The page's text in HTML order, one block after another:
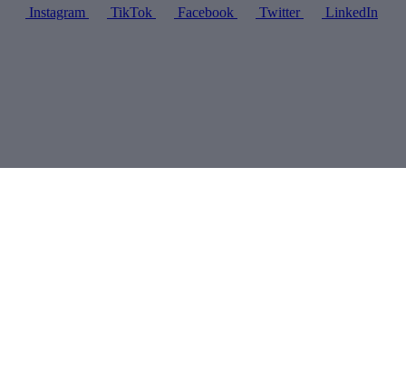
Instagram
TikTok Facebook Twitter LinkedIn